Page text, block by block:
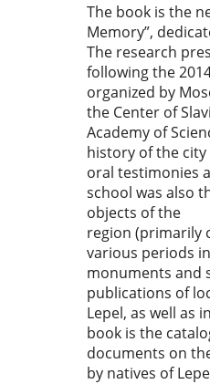
The book is the
Memory”,
The research
following the
organized by
the Center of
Academy of
history of the
oral testimonies
school was also
objects of the
region (primarily
various periods
monuments and
publications of
Lepel, as well as
book is the
documents on
by natives of